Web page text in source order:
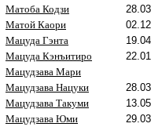
Матоба Кодзи
Матой Каори
Мацуда Гэнта
Мацуда Кэнъитиро
Мацудзава Мари
Мацудзава Нацуки
Мацудзава Такуми
Мацудзава Юми